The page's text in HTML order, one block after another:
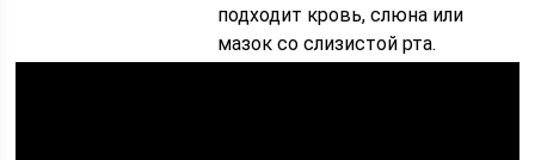
подходит кровь, слюна или
мазок со слизистой рта.